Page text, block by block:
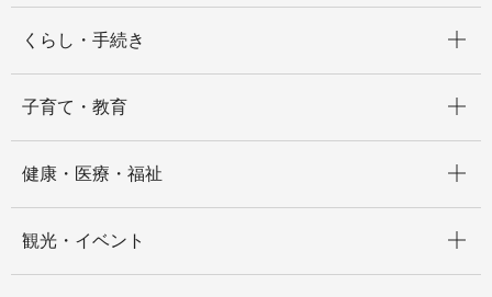
くらし・手続き
子育て・教育
健康・医療・福祉
観光・イベント